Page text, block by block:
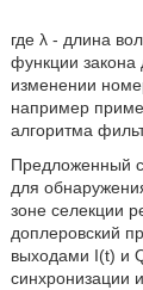
где λ - длина
функции закона
изменении
например
алгоритма
Предложенный
для
зоне селекции
доплеровский
выходами I(t) и
синхронизации